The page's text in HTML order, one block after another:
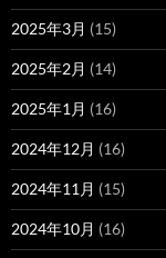
2025年3月 (15)
2025年2月 (14)
2025年1月 (16)
2024年12月 (16)
2024年11月 (15)
2024年10月 (16)